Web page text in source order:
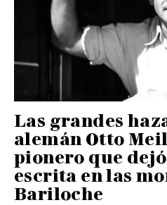
Las grandes
alemán Otto
pionero que
escrita en las
Bariloche